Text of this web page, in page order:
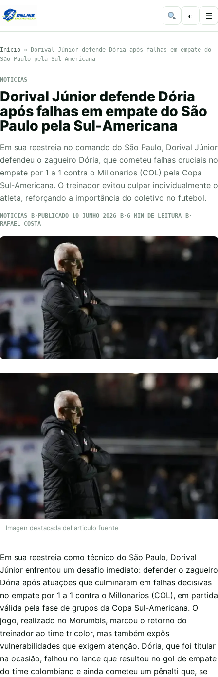
◐ ☰
Início »
Dorival Júnior defende Dória após falhas em empate do
São Paulo pela Sul-Americana
NOTÍCIAS
Dorival Júnior defende Dória
após falhas em empate do São
Paulo pela Sul-Americana
Em sua reestreia no comando do São Paulo, Dorival Júnior
defendeu o zagueiro Dória, que cometeu falhas cruciais no
empate por 1 a 1 contra o Millonarios (COL) pela Copa
Sul-Americana. O treinador evitou culpar individualmente o
atleta, reforçando a importância do coletivo no futebol.
NOTÍCIAS PUBLICADO 10 JUNHO 2026
6 MIN DE LEITURA
RAFAEL COSTA
Imagen destacada del articulo fuente
Em sua reestreia como técnico do São Paulo, Dorival
Júnior enfrentou um desafio imediato: defender o zagueiro
Dória após atuações que culminaram em falhas decisivas
no empate por 1 a 1 contra o Millonarios (COL), em partida
válida pela fase de grupos da Copa Sul-Americana. O
jogo, realizado no Morumbis, marcou o retorno do
treinador ao time tricolor, mas também expôs
vulnerabilidades que exigem atenção. Dória, que foi titular
na ocasião, falhou no lance que resultou no gol de empate
do time colombiano e ainda cometeu um pênalti que, se